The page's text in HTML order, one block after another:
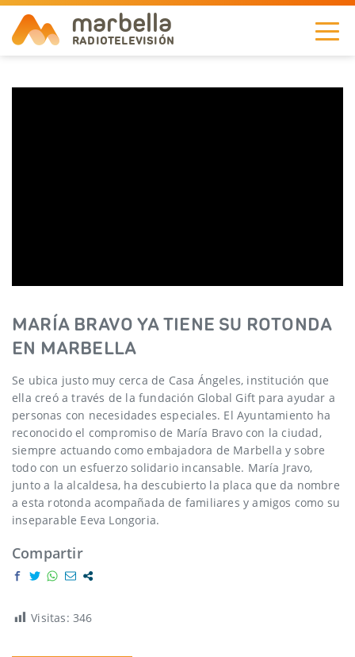
marbella
RADIOTELEVISIÓN
MARÍA BRAVO YA TIENE SU ROTONDA
EN MARBELLA
Se ubica justo muy cerca de Casa Ángeles, institución que
ella creó a través de la fundación Global Gift para ayudar a
personas con necesidades especiales. El Ayuntamiento ha
reconocido el compromiso de María Bravo con la ciudad,
siempre actuando como embajadora de Marbella y sobre
todo con un esfuerzo solidario incansable. María Jravo,
junto a la alcaldesa, ha descubierto la placa que da nombre
a esta rotonda acompañada de familiares y amigos como su
inseparable Eeva Longoria.
Compartir
Visitas: 346